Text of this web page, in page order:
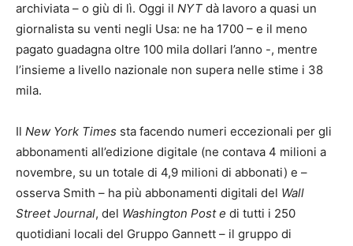
archiviata – o giù di lì. Oggi il NYT dà lavoro a quasi un
giornalista su venti negli Usa: ne ha 1700 – e il meno
pagato guadagna oltre 100 mila dollari l’anno -, mentre
l’insieme a livello nazionale non supera nelle stime i 38
mila.
Il New York Times sta facendo numeri eccezionali per gli
abbonamenti all’edizione digitale (ne contava 4 milioni a
novembre, su un totale di 4,9 milioni di abbonati) e –
osserva Smith – ha più abbonamenti digitali del Wall
Street Journal, del Washington Post e di tutti i 250
quotidiani locali del Gruppo Gannett – il gruppo di